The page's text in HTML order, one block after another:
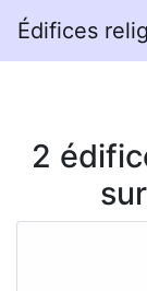
Édifices
2